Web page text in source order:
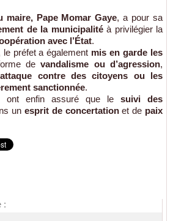
maire, Pape Momar Gaye, a pour sa
de la municipalitéà privilégier la
avec l’État.
le préfet a également mis en garde les
devandalisme ou d’agression,
contre des citoyens ou les
sanctionnée.
ont enfin assuré que le suivi des
un esprit de concertationet de paix
: